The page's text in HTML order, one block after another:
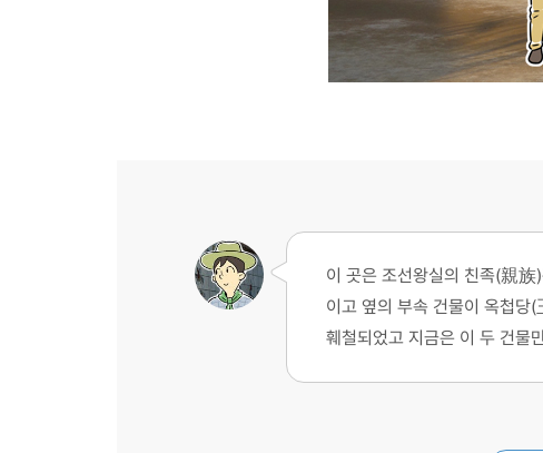
이 곳은 조선왕실의 친족(親
이고 옆의 부속 건물이 옥첩당
훼철되었고 지금은 이 두 건물